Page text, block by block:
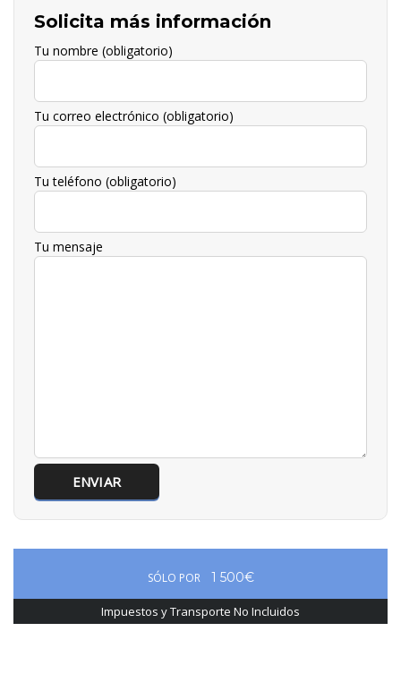
Solicita más información
Tu nombre (obligatorio)
Tu correo electrónico (obligatorio)
Tu teléfono (obligatorio)
Tu mensaje
SÓLO POR 1 500€
Impuestos y Transporte No Incluidos